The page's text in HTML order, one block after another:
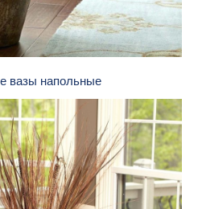
вазы напольные